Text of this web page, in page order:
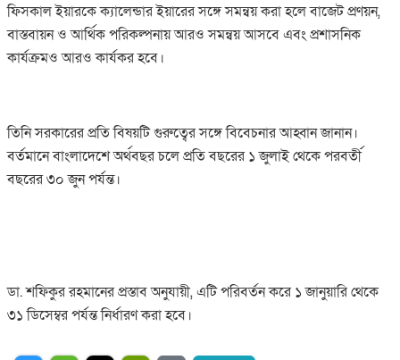
ফিসকাল ইয়ারকে ক্যালেন্ডার ইয়ারের সঙ্গে সমন্বয় করা হলে বাজেট প্রণয়ন,
বাস্তবায়ন ও আর্থিক পরিকল্পনায় আরও সমন্বয় আসবে এবং প্রশাসনিক
কার্যক্রমও আরও কার্যকর হবে।
তিনি সরকারের প্রতি বিষয়টি গুরুত্বের সঙ্গে বিবেচনার আহ্বান জানান।
বর্তমানে বাংলাদেশে অর্থবছর চলে প্রতি বছরের ১ জুলাই থেকে পরবর্তী
বছরের ৩০ জুন পর্যন্ত।
ডা. শফিকুর রহমানের প্রস্তাব অনুযায়ী, এটি পরিবর্তন করে ১ জানুয়ারি থেকে
৩১ ডিসেম্বর পর্যন্ত নির্ধারণ করা হবে।